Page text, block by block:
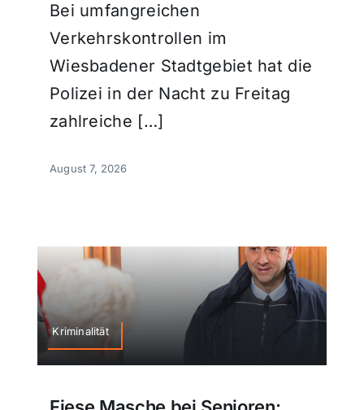
Bei umfangreichen
Verkehrskontrollen im
Wiesbadener Stadtgebiet hat die
Polizei in der Nacht zu Freitag
zahlreiche […]
August 7, 2026
Kriminalität